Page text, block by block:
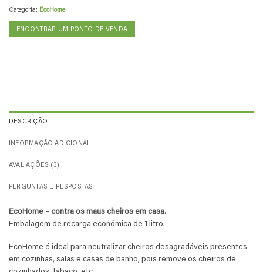
Categoria: EcoHome
ENCONTRAR UM PONTO DE VENDA
DESCRIÇÃO
INFORMAÇÃO ADICIONAL
AVALIAÇÕES (3)
PERGUNTAS E RESPOSTAS
EcoHome – contra os maus cheiros em casa.
Embalagem de recarga económica de 1 litro.
EcoHome é ideal para neutralizar cheiros desagradáveis presentes
em cozinhas, salas e casas de banho, pois remove os cheiros de